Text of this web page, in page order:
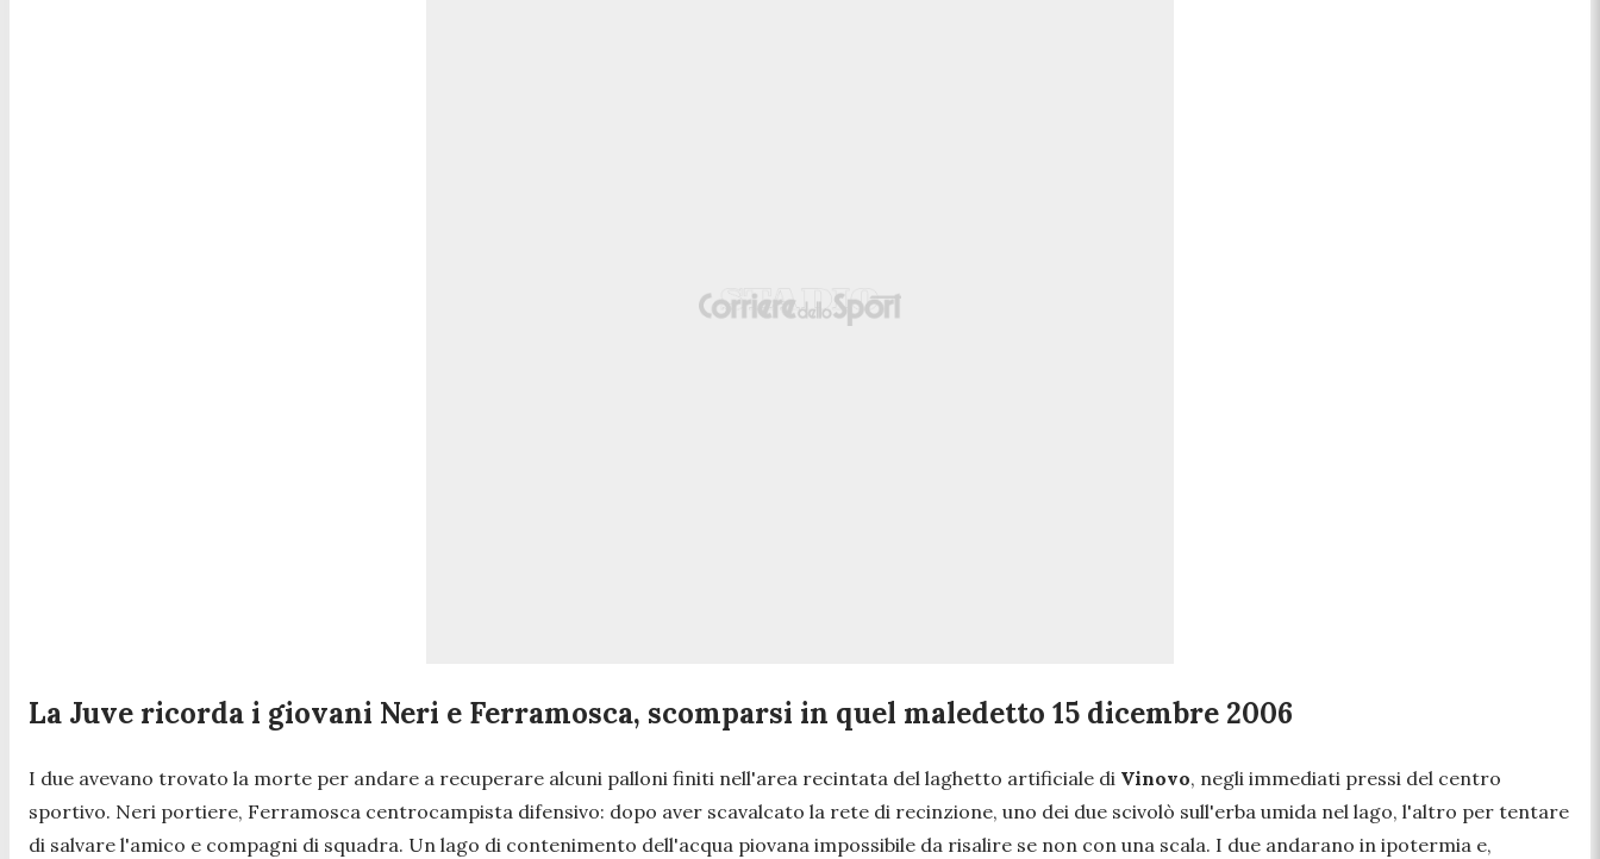
La Juve ricorda i giovani Neri e Ferramosca, scomparsi in quel maledetto 15 dicembre 2006
I due avevano trovato la morte per andare a recuperare alcuni palloni finiti nell'area recintata del laghetto artificiale di Vinovo, negli immediati pressi del centro
sportivo. Neri portiere, Ferramosca centrocampista difensivo: dopo aver scavalcato la rete di recinzione, uno dei due scivolò sull'erba umida nel lago, l'altro per tentare
di salvare l'amico e compagni di squadra. Un lago di contenimento dell'acqua piovana impossibile da risalire se non con una scala. I due andarano in ipotermia e,